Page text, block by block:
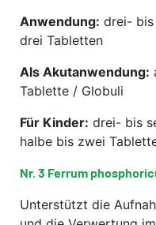
Anwendung: drei- bis
drei Tabletten
Als Akutanwendung:
Tablette / Globuli
Für Kinder: drei- bis
halbe bis zwei
Nr. 3 Ferrum
Unterstützt die